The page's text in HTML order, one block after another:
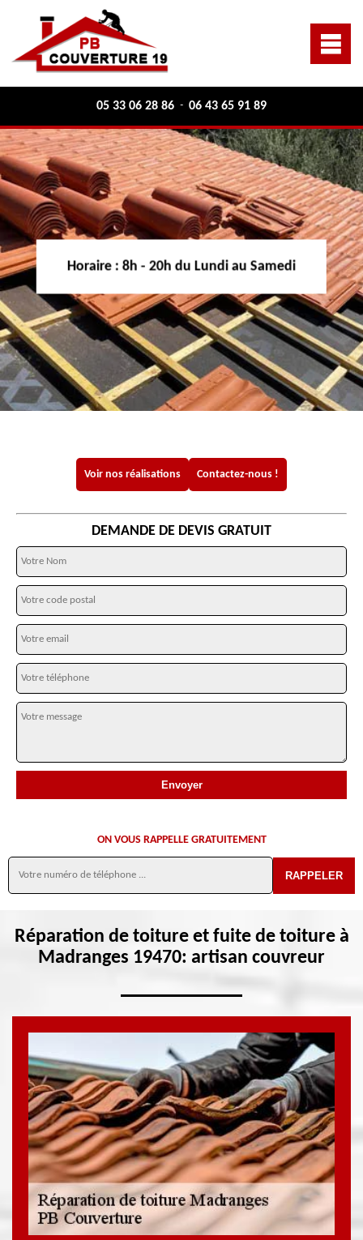
05 33 06 28 86 - 06 43 65 91 89
Horaire : 8h - 20h du Lundi au Samedi
Voir nos réalisations Contactez-nous !
DEMANDE DE DEVIS GRATUIT
ON VOUS RAPPELLE GRATUITEMENT
Réparation de toiture et fuite de toiture à
Madranges 19470: artisan couvreur